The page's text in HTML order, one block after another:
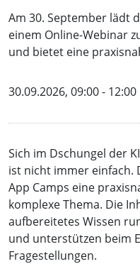
Am 30. September lädt
einem Online-Webinar
und bietet eine
30.09.2026, 09:00 -
Sich im Dschungel der
ist nicht immer einfach.
App Camps eine
komplexe Thema. Die
aufbereitetes Wissen
und unterstützen beim
Fragestellungen.